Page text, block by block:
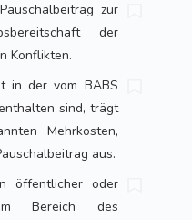
zur
der
Konflikten.
in der vom BABS
sind, trägt
Mehrkosten,
aus.
öffentlicher oder
Bereich des